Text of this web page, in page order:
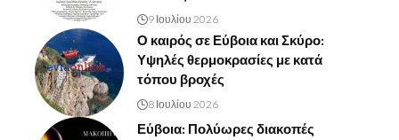
9 Ιουλίου 2026
Ο καιρός σε Εύβοια και Σκύρο:
Υψηλές θερμοκρασίες με κατά
τόπου βροχές
8 Ιουλίου 2026
Εύβοια: Πολύωρες διακοπές